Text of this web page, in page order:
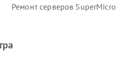
Ремонт серверов SuperMicro